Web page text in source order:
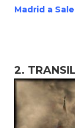
Madrid a
2.